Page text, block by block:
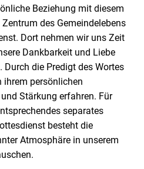
Beziehung mit diesem
des Gemeindelebens
Dort nehmen wir uns Zeit
Dankbarkeit und Liebe
die Predigt des Wortes
ihrem persönlichen
Stärkung erfahren. Für
separates
besteht die
Atmosphäre in unserem